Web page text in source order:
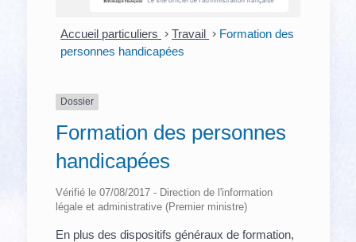
Accueil particuliers > Travail > Formation des
personnes handicapées
Dossier
Formation des personnes
handicapées
Vérifié le 07/08/2017 - Direction de l'information
légale et administrative (Premier ministre)
En plus des dispositifs généraux de formation,